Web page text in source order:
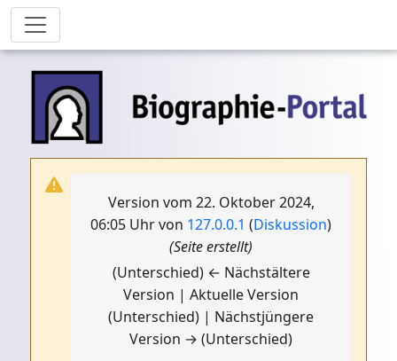
Version vom 22. Oktober 2024,
06:05 Uhr von 127.0.0.1 (Diskussion)
(Seite erstellt)
(Unterschied) ← Nächstältere
Version | Aktuelle Version
(Unterschied) | Nächstjüngere
Version → (Unterschied)